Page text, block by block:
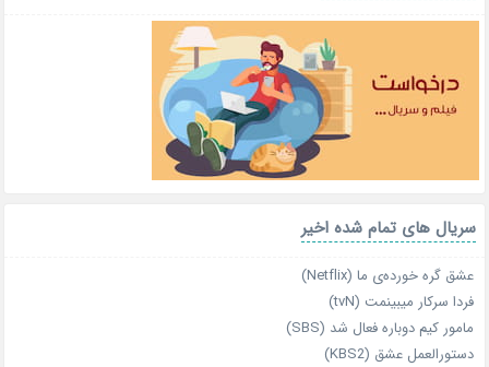
سریال های تمام شده اخیر
عشق گره خورده‌ی ما (Netflix)
فردا سرکار میبینمت (tvN)
مامور کیم دوباره فعال شد (SBS)
دستورالعمل عشق (KBS2)